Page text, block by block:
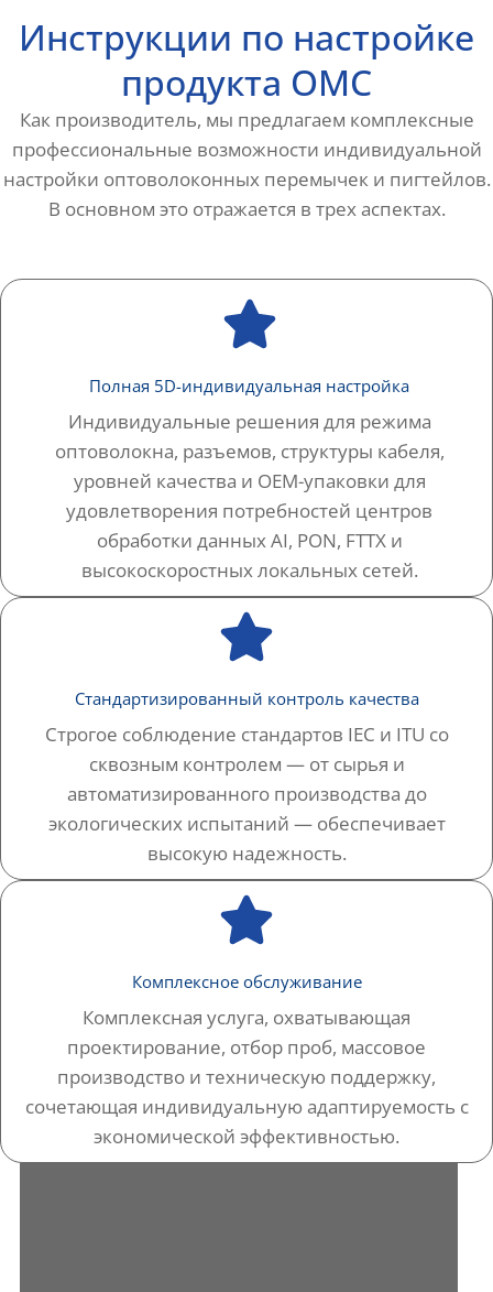
Инструкции по настройке
продукта OMC
Как производитель, мы предлагаем комплексные
профессиональные возможности индивидуальной
настройки оптоволоконных перемычек и пигтейлов.
В основном это отражается в трех аспектах.
Полная 5D-индивидуальная настройка
Индивидуальные решения для режима
оптоволокна, разъемов, структуры кабеля,
уровней качества и OEM-упаковки для
удовлетворения потребностей центров
обработки данных AI, PON, FTTX и
высокоскоростных локальных сетей.
Стандартизированный контроль качества
Строгое соблюдение стандартов IEC и ITU со
сквозным контролем — от сырья и
автоматизированного производства до
экологических испытаний — обеспечивает
высокую надежность.
Комплексное обслуживание
Комплексная услуга, охватывающая
проектирование, отбор проб, массовое
производство и техническую поддержку,
сочетающая индивидуальную адаптируемость с
экономической эффективностью.